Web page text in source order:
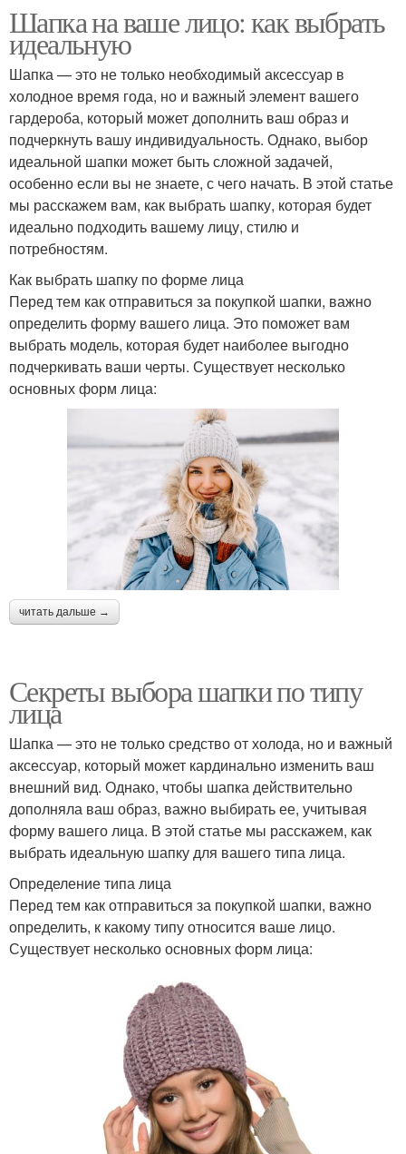
Шапка на ваше лицо: как выбрать
идеальную
Шапка — это не только необходимый аксессуар в
холодное время года, но и важный элемент вашего
гардероба, который может дополнить ваш образ и
подчеркнуть вашу индивидуальность. Однако, выбор
идеальной шапки может быть сложной задачей,
особенно если вы не знаете, с чего начать. В этой статье
мы расскажем вам, как выбрать шапку, которая будет
идеально подходить вашему лицу, стилю и
потребностям.
Как выбрать шапку по форме лица
Перед тем как отправиться за покупкой шапки, важно
определить форму вашего лица. Это поможет вам
выбрать модель, которая будет наиболее выгодно
подчеркивать ваши черты. Существует несколько
основных форм лица:
читать дальше →
Секреты выбора шапки по типу
лица
Шапка — это не только средство от холода, но и важный
аксессуар, который может кардинально изменить ваш
внешний вид. Однако, чтобы шапка действительно
дополняла ваш образ, важно выбирать ее, учитывая
форму вашего лица. В этой статье мы расскажем, как
выбрать идеальную шапку для вашего типа лица.
Определение типа лица
Перед тем как отправиться за покупкой шапки, важно
определить, к какому типу относится ваше лицо.
Существует несколько основных форм лица: